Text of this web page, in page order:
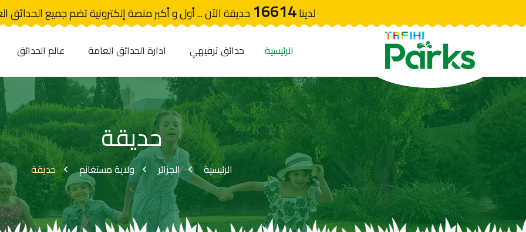
لدينا16614حديقة الآن ... أول و أكبر منصة إلكترونية تضم جميع الحدائق
الرئيسية حدائق ترفيهي ادارة الحدائق العامة عالم الحدائق
حديقة
الرئيسية الجزائر ولاية مستغانم حديقة